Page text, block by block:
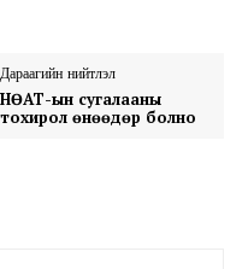
Дараагийн нийтлэл
НӨАТ-ын сугалааны
тохирол өнөөдөр болно